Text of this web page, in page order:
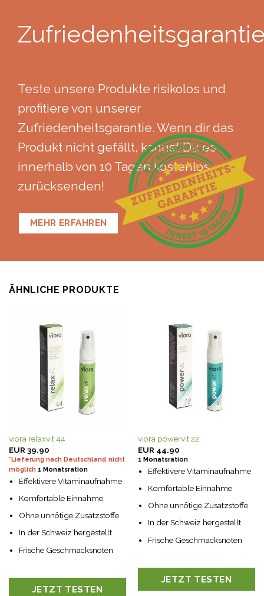
Teste unsere Produkte risikolos und
profitiere von unserer
Zufriedenheitsgarantie. Wenn dir das
Produkt nicht gefällt, kannst Du es
innerhalb von 10 Tagen kostenlos
zurücksenden!
MEHR ERFAHREN
ÄHNLICHE PRODUKTE
viora relaxvit 44
EUR 39.90
*Lieferung nach Deutschland nicht
möglich 1 Monatsration
Effektivere Vitaminaufnahme
Komfortable Einnahme
Ohne unnötige Zusatzstoffe
In der Schweiz hergestellt
Frische Geschmacksnoten
JETZT TESTEN
viora powervit 22
EUR 44.90
1 Monatsration
Effektivere Vitaminaufnahme
Komfortable Einnahme
Ohne unnötige Zusatzstoffe
In der Schweiz hergestellt
Frische Geschmacksnoten
JETZT TESTEN